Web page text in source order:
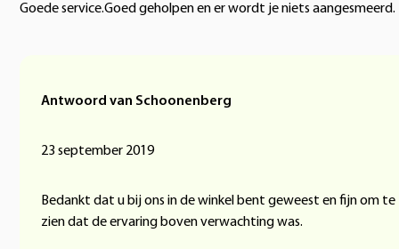
Goede service.Goed geholpen en er wordt je niets aangesmeerd.
Antwoord van Schoonenberg
23 september 2019
Bedankt dat u bij ons in de winkel bent geweest en fijn om te
zien dat de ervaring boven verwachting was.